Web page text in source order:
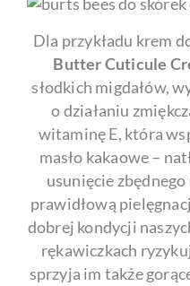
Dla przykładu krem
Butter Cuticule
słodkich migdałów,
o działaniu
witaminę E, która
masło kakaowe –
usunięcie
prawidłową
dobrej kondycji
rękawiczkach
sprzyja im także